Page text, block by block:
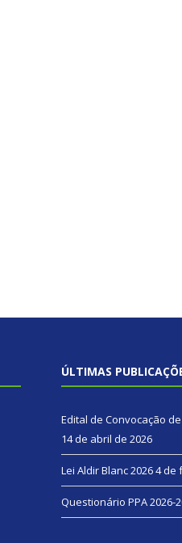
ÚLTIMAS
Edital de Convocação
14 de abril de 2026
Lei Aldir Blanc 20264 de
Questionário PPA 2026-